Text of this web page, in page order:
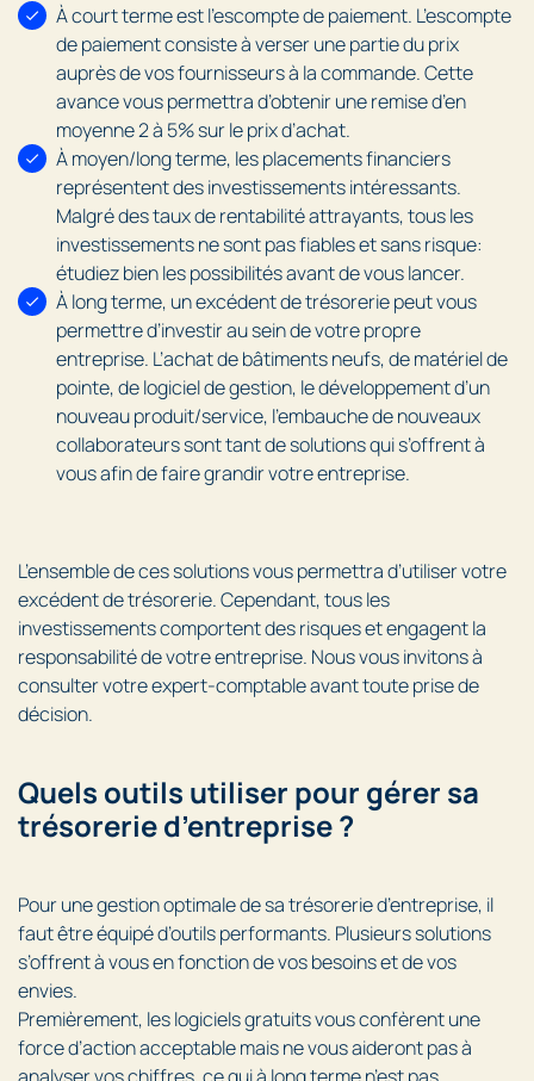
À court terme est l’escompte de paiement. L’escompte
de paiement consiste à verser une partie du prix
auprès de vos fournisseurs à la commande. Cette
avance vous permettra d’obtenir une remise d’en
moyenne 2 à 5% sur le prix d’achat.
À moyen/long terme, les placements financiers
représentent des investissements intéressants.
Malgré des taux de rentabilité attrayants, tous les
investissements ne sont pas fiables et sans risque:
étudiez bien les possibilités avant de vous lancer.
À long terme, un excédent de trésorerie peut vous
permettre d’investir au sein de votre propre
entreprise. L’achat de bâtiments neufs, de matériel de
pointe, de logiciel de gestion, le développement d’un
nouveau produit/service, l’embauche de nouveaux
collaborateurs sont tant de solutions qui s’offrent à
vous afin de faire grandir votre entreprise.
L’ensemble de ces solutions vous permettra d’utiliser votre
excédent de trésorerie. Cependant, tous les
investissements comportent des risques et engagent la
responsabilité de votre entreprise. Nous vous invitons à
consulter votre expert-comptable avant toute prise de
décision.
Quels outils utiliser pour gérer sa
trésorerie d’entreprise ?
Pour une gestion optimale de sa trésorerie d’entreprise, il
faut être équipé d’outils performants. Plusieurs solutions
s’offrent à vous en fonction de vos besoins et de vos
envies.
Premièrement, les logiciels gratuits vous confèrent une
force d’action acceptable mais ne vous aideront pas à